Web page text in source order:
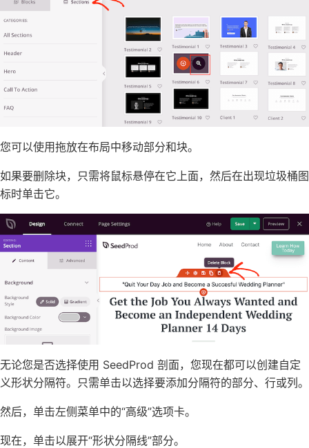
您可以使用拖放在布局中移动部分和块。
如果要删除块，只需将鼠标悬停在它上面，然后在出现垃圾桶图
标时单击它。
无论您是否选择使用 SeedProd 剖面，您现在都可以创建自定
义形状分隔符。只需单击以选择要添加分隔符的部分、行或列。
然后，单击左侧菜单中的“高级”选项卡。
现在，单击以展开“形状分隔线”部分。